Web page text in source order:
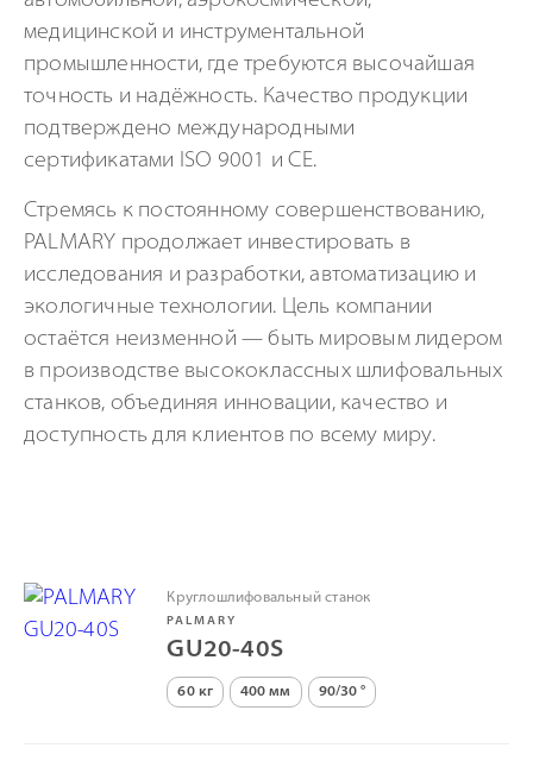
медицинской и инструментальной
промышленности, где требуются высочайшая
точность и надёжность. Качество продукции
подтверждено международными
сертификатами ISO 9001 и CE.
Стремясь к постоянному совершенствованию,
PALMARY продолжает инвестировать в
исследования и разработки, автоматизацию и
экологичные технологии. Цель компании
остаётся неизменной — быть мировым лидером
в производстве высококлассных шлифовальных
станков, объединяя инновации, качество и
доступность для клиентов по всему миру.
Круглошлифовальный станок
PALMARY
GU20-40S
60 кг 400 мм 90/30 °